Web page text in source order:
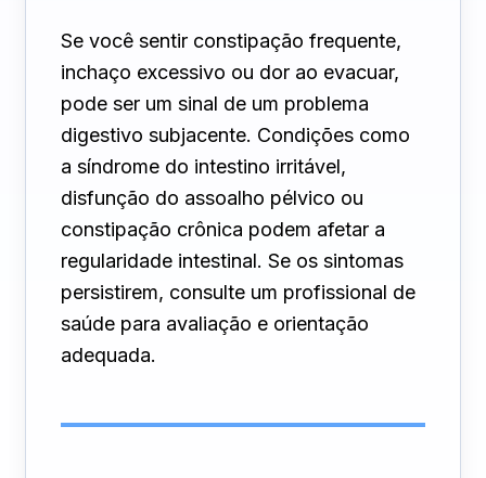
Se você sentir constipação frequente,
inchaço excessivo ou dor ao evacuar,
pode ser um sinal de um problema
digestivo subjacente. Condições como
a síndrome do intestino irritável,
disfunção do assoalho pélvico ou
constipação crônica podem afetar a
regularidade intestinal. Se os sintomas
persistirem, consulte um profissional de
saúde para avaliação e orientação
adequada.